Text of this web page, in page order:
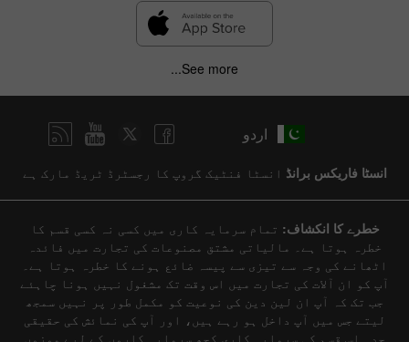
See more...
اردو
انسٹا فاریکس برانڈ انسٹا فنٹیک گروپ کا رجسٹرڈ ٹریڈ مارک ہے
خطرے کا انکشاف: تمام سرمایہ کاری میں کسی نہ کسی قسم کا
خطرہ ہوتا ہے۔ مالیاتی مشتق مصنوعات کی تجارت میں فائدہ
اٹھانے کی وجہ سے تیزی سے پیسہ ضائع ہونے کا خطرہ ہوتا ہے۔
آپ کو ان آلات کی تجارت میں اس وقت تک مشغول نہیں ہونا چاہئے
جب تک کہ آپ ان لین دین کی نوعیت کو مکمل طور پر نہیں سمجھ
لیتے جس میں آپ داخل ہو رہے ہیں، اور آپ کی نمائش کی حقیقی
حد۔ اس قسم کی سرمایہ کاری کچھ سرمایہ کاروں کے لیے موزوں